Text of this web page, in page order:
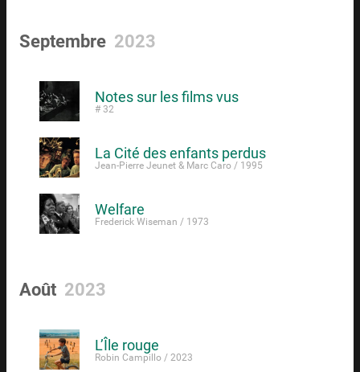
Septembre 2023
Notes sur les films vus
# 32
La Cité des enfants perdus
Jean-Pierre Jeunet & Marc Caro / 1995
Welfare
Frederick Wiseman / 1973
Août 2023
L’Île rouge
Robin Campillo / 2023